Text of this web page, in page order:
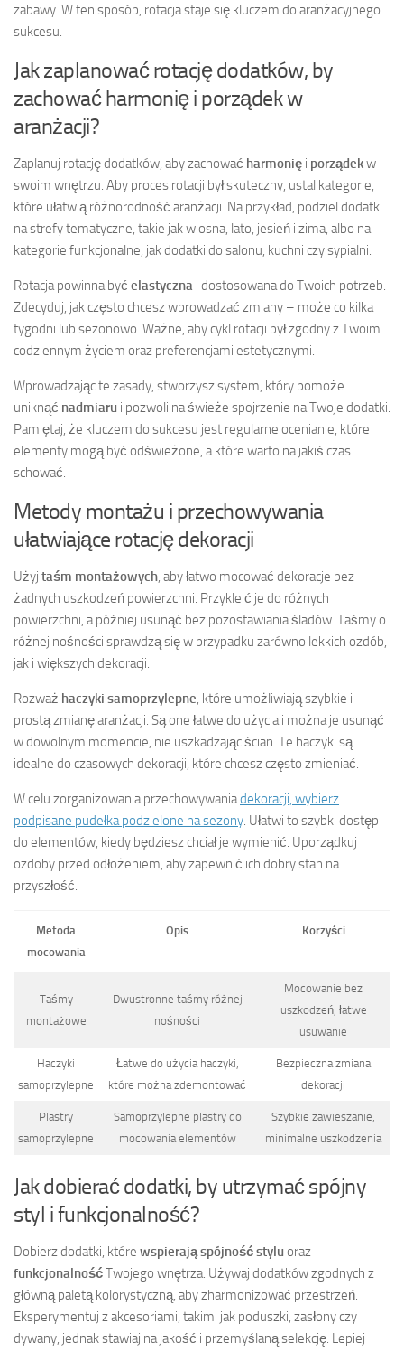
zabawy. W ten sposób, rotacja staje się kluczem do aranżacyjnego
sukcesu.
Jak zaplanować rotację dodatków, by
zachować harmonię i porządek w
aranżacji?
Zaplanuj rotację dodatków, aby zachować harmonię i porządekw
swoim wnętrzu. Aby proces rotacji był skuteczny, ustal kategorie,
które ułatwią różnorodność aranżacji. Na przykład, podziel dodatki
na strefy tematyczne, takie jak wiosna, lato, jesień i zima, albo na
kategorie funkcjonalne, jak dodatki do salonu, kuchni czy sypialni.
Rotacja powinna być elastyczna i dostosowana do Twoich potrzeb.
Zdecyduj, jak często chcesz wprowadzać zmiany – może co kilka
tygodni lub sezonowo. Ważne, aby cykl rotacji był zgodny z Twoim
codziennym życiem oraz preferencjami estetycznymi.
Wprowadzając te zasady, stworzysz system, który pomoże
uniknąć nadmiaru i pozwoli na świeże spojrzenie na Twoje dodatki.
Pamiętaj, że kluczem do sukcesu jest regularne ocenianie, które
elementy mogą być odświeżone, a które warto na jakiś czas
schować.
Metody montażu i przechowywania
ułatwiające rotację dekoracji
Użyj taśm montażowych , aby łatwo mocować dekoracje bez
żadnych uszkodzeń powierzchni. Przykleić je do różnych
powierzchni, a później usunąć bez pozostawiania śladów. Taśmy o
różnej nośności sprawdzą się w przypadku zarówno lekkich ozdób,
jak i większych dekoracji.
Rozważ haczyki samoprzylepne , które umożliwiają szybkie i
prostą zmianę aranżacji. Są one łatwe do użycia i można je usunąć
w dowolnym momencie, nie uszkadzając ścian. Te haczyki są
idealne do czasowych dekoracji, które chcesz często zmieniać.
W celu zorganizowania przechowywaniadekoracji, wybierz
podpisane pudełka podzielone na sezony . Ułatwi to szybki dostęp
do elementów, kiedy będziesz chciał je wymienić. Uporządkuj
ozdoby przed odłożeniem, aby zapewnić ich dobry stan na
przyszłość.
Metoda
mocowania
Opis Korzyści
Taśmy
montażowe
Dwustronne taśmy różnej
nośności
Mocowanie bez
uszkodzeń, łatwe
usuwanie
Haczyki
samoprzylepne
Łatwe do użycia haczyki,
które można zdemontować
Bezpieczna zmiana
dekoracji
Plastry
samoprzylepne
Samoprzylepne plastry do
mocowania elementów
Szybkie zawieszanie,
minimalne uszkodzenia
Jak dobierać dodatki, by utrzymać spójny
styl i funkcjonalność?
Dobierz dodatki, które wspierają spójność styluoraz
funkcjonalnośćTwojego wnętrza. Używaj dodatków zgodnych z
główną paletą kolorystyczną, aby zharmonizować przestrzeń.
Eksperymentuj z akcesoriami, takimi jak poduszki, zasłony czy
dywany, jednak stawiaj na jakość i przemyślaną selekcję. Lepiej